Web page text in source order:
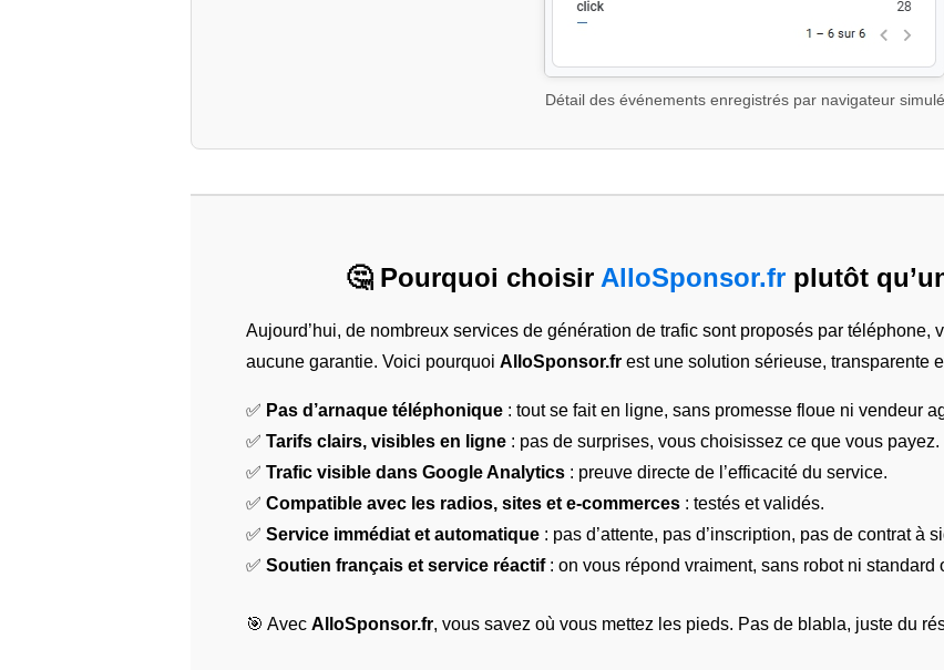
Détail des événements enregistrés par navigateur simulé
🤔 Pourquoi choisir AlloSponsor.frplutôt
Aujourd’hui, de nombreux services de génération de trafic sont proposés par téléphone,
aucune garantie. Voici pourquoi AlloSponsor.fr est une solution sérieuse, transparente
✅ Pas d’arnaque téléphonique : tout se fait en ligne, sans promesse floue ni vendeur
✅ Tarifs clairs, visibles en ligne : pas de surprises, vous choisissez ce que vous payez.
✅ Trafic visible dans Google Analytics : preuve directe de l’efficacité du service.
✅ Compatible avec les radios, sites et e-commerces : testés et validés.
✅ Service immédiat et automatique : pas d’attente, pas d’inscription, pas de contrat à
✅ Soutien français et service réactif: on vous répond vraiment, sans robot ni standard
🎯 Avec AlloSponsor.fr, vous savez où vous mettez les pieds. Pas de blabla, juste du